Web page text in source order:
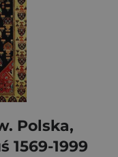
Polska,
1569-1999